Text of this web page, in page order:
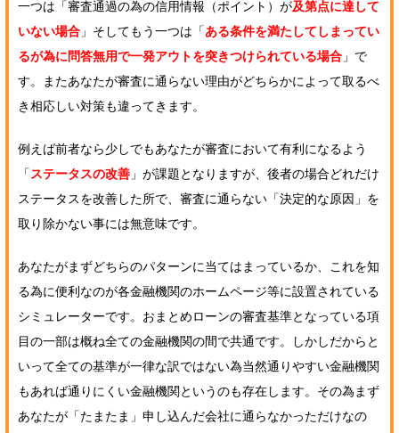
一つは「審査通過の為の信用情報（ポイント）が及第点に達して
いない場合 」そしてもう一つは「ある条件を満たしてしまってい
るが為に問答無用で一発アウトを突きつけられている場合 」で
す。またあなたが審査に通らない理由がどちらかによって取るべ
き相応しい対策も違ってきます。
例えば前者なら少しでもあなたが審査において有利になるよう
「 ステータスの改善 」が課題となりますが、後者の場合どれだけ
ステータスを改善した所で、審査に通らない「決定的な原因」を
取り除かない事には無意味です。
あなたがまずどちらのパターンに当てはまっているか、これを知
る為に便利なのが各金融機関のホームページ等に設置されている
シミュレーターです。おまとめローンの審査基準となっている項
目の一部は概ね全ての金融機関の間で共通です。しかしだからと
いって全ての基準が一律な訳ではない為当然通りやすい金融機関
もあれば通りにくい金融機関というのも存在します。その為まず
あなたが「たまたま」申し込んだ会社に通らなかっただけなの